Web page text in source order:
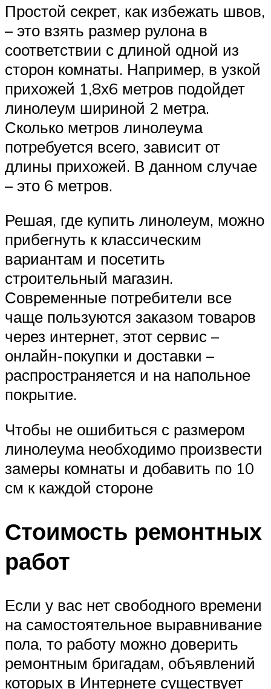
Простой секрет, как избежать швов,
– это взять размер рулона в
соответствии с длиной одной из
сторон комнаты. Например, в узкой
прихожей 1,8х6 метров подойдет
линолеум шириной 2 метра.
Сколько метров линолеума
потребуется всего, зависит от
длины прихожей. В данном случае
– это 6 метров.
Решая, где купить линолеум, можно
прибегнуть к классическим
вариантам и посетить
строительный магазин.
Современные потребители все
чаще пользуются заказом товаров
через интернет, этот сервис –
онлайн-покупки и доставки –
распространяется и на напольное
покрытие.
Чтобы не ошибиться с размером
линолеума необходимо произвести
замеры комнаты и добавить по 10
см к каждой стороне
Стоимость ремонтных
работ
Если у вас нет свободного времени
на самостоятельное выравнивание
пола, то работу можно доверить
ремонтным бригадам, объявлений
которых в Интернете существует